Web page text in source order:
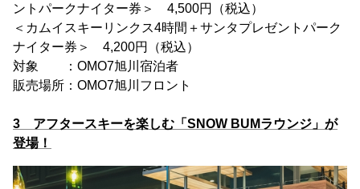
ントパークナイター券＞ 4,500円（税込）
＜カムイスキーリンクス4時間＋サンタプレゼントパーク
ナイター券＞ 4,200円（税込）
対象 ：OMO7旭川宿泊者
販売場所：OMO7旭川フロント
3 アフタースキーを楽しむ「SNOW BUMラウンジ」が
登場！